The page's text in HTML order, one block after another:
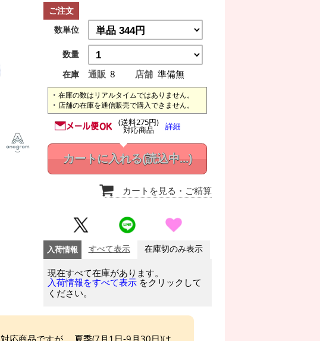
ご注文
数単位
数量
在庫
通販 8 店舗 準備無
在庫の数はリアルタイムではありません。
店舗の在庫を通信販売で購入できません。
(送料275円)
対応商品 詳細
カートに入れる(読込中...)
カートを見る ・ご精算
入荷情報 すべて表示 在庫切のみ表示
現在すべて在庫があります。
入荷情報をすべて表示 をクリックして
ください。
対応商品ですが、 夏季(7月1日-9月30日)は、